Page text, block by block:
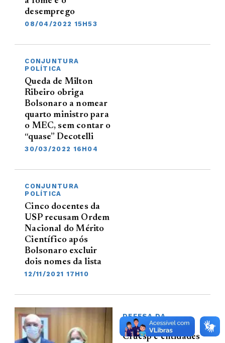
desemprego
08/04/2022 15H53
CONJUNTURA
POLÍTICA
Queda de Milton
Ribeiro obriga
Bolsonaro a nomear
quarto ministro para
o MEC, sem contar o
“quase” Decotelli
30/03/2022 16H04
CONJUNTURA
POLÍTICA
Cinco docentes da
USP recusam Ordem
Nacional do Mérito
Científico após
Bolsonaro excluir
dois nomes da lista
12/11/2021 17H10
DEFESA DA
UNIVERSIDADE
Cruesp e entidades